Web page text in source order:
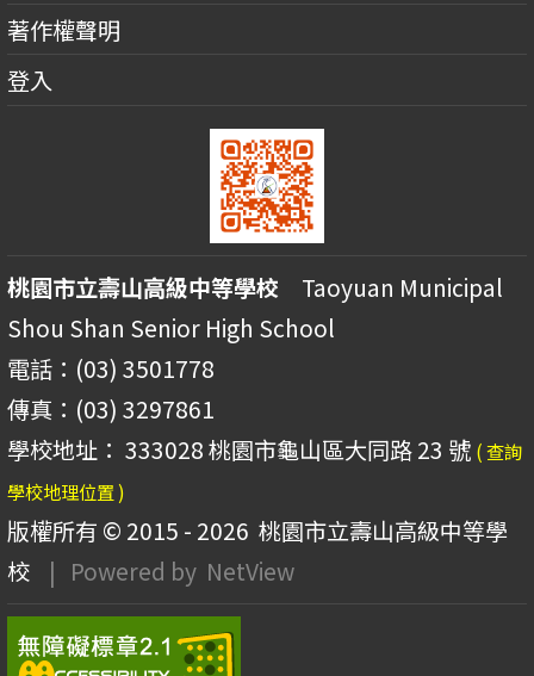
著作權聲明
登入
桃園市立壽山高級中等學校 Taoyuan Municipal
Shou Shan Senior High School
電話：(03) 3501778
傳真：(03) 3297861
學校地址： 333028 桃園市龜山區大同路 23 號 ( 查詢
學校地理位置 )
版權所有 © 2015 - 2026 桃園市立壽山高級中等學
校
| Powered by NetView